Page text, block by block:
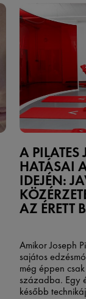
A PILATES
HATÁSAI
IDEJÉN:
AZ ÉRETT
Amikor Joseph
sajátos
még éppen
századba. Egy
később